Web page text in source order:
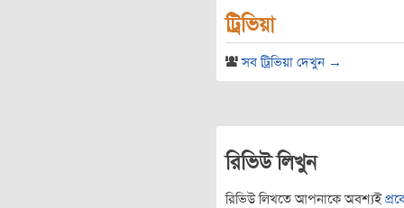
ট্রিভিয়া
সব ট্রিভিয়া দেখুন →
রিভিউ লিখুন
রিভিউ লিখতে আপনাকে অবশ্যই